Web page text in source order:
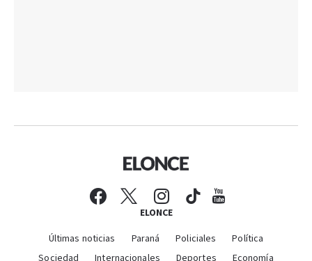
ELONCE
Últimas noticias Paraná Policiales
Política
Sociedad
Internacionales Deportes Economía